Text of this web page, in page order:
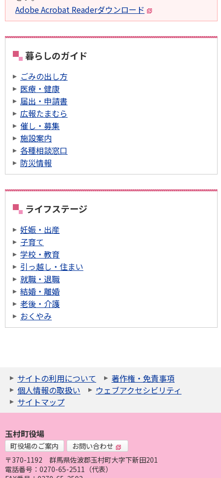
Adobe Acrobat Readerダウンロード
暮らしのガイド
ごみの出し方
医療・健康
届出・申請書
広報たまむら
催し・募集
施設案内
各種相談窓口
防災情報
ライフステージ
妊娠・出産
子育て
学校・教育
引っ越し・住まい
就職・退職
結婚・離婚
老後・介護
おくやみ
サイトの利用について
著作権・免責事項
個人情報の取扱い
ウェブアクセシビリティ
サイトマップ
玉村町役場
町役場のご案内
お問い合わせ
〒370-1192
群馬県佐波郡玉村町大字下新田201
電話番号：0270-65-2511（代表）